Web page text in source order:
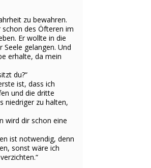
zu bewahren.
schon des Öfteren im
Er wollte in die
gelangen. Und
erhalte, da mein
du?“
ist, dass ich
und die dritte
niedriger zu halten,
wird dir schon eine
ist notwendig, denn
sonst wäre ich